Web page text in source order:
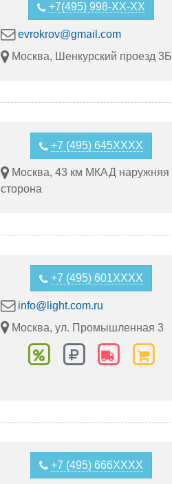
+7(495) 998-XX-XX
evrokrov@gmail.com
Москва, Шенкурский проезд 3Б
+7 (495) 645XXXX
Москва, 43 км МКАД наружняя
сторона
+7 (495) 601XXXX
info@light.com.ru
Москва, ул. Промышленная 3
+7 (495) 666XXXX